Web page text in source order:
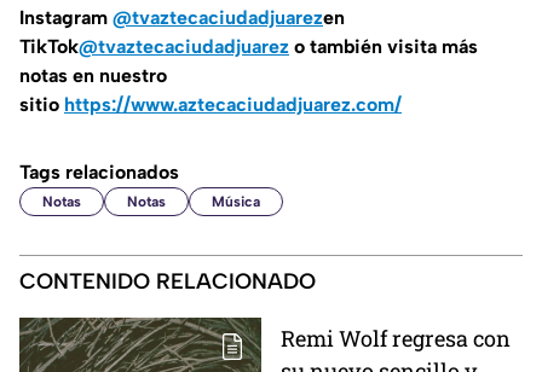
Instagram @tvaztecaciudadjuarezen
TikTok@tvaztecaciudadjuarez o también visita más
notas en nuestro
sitio https://www.aztecaciudadjuarez.com/
Tags relacionados
Notas Notas Música
CONTENIDO RELACIONADO
Remi Wolf regresa con